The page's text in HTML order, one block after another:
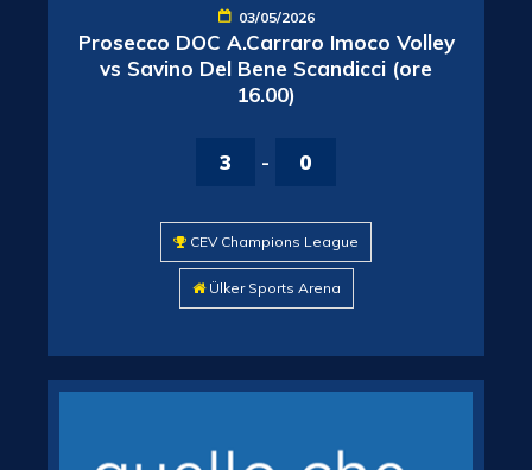
03/05/2026
Prosecco DOC A.Carraro Imoco Volley
vs Savino Del Bene Scandicci (ore
16.00)
3 - 0
CEV Champions League
Ülker Sports Arena